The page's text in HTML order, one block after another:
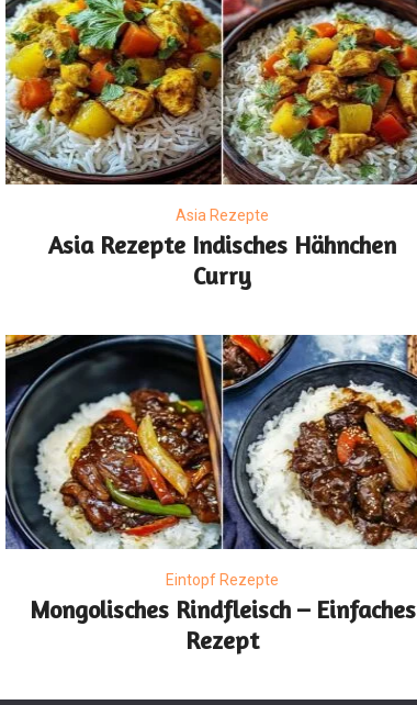
Asia Rezepte
Asia Rezepte Indisches Hähnchen
Curry
Eintopf Rezepte
Mongolisches Rindfleisch – Einfaches
Rezept